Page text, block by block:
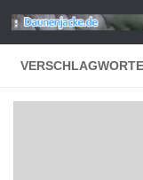
Zum Inhalt